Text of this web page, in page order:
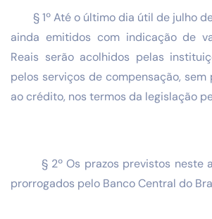
§ 1º Até o último dia útil de julho de
ainda emitidos com indicação de
Reais serão acolhidos pelas
pelos serviços de compensação,
ao crédito, nos termos da legislação
§ 2º Os prazos previstos neste
prorrogados pelo Banco Central do